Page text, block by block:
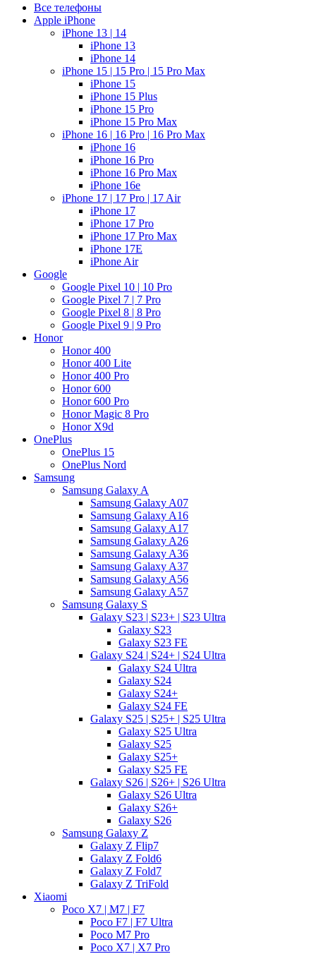
Все телефоны
Apple iPhone
iPhone 13 | 14
iPhone 13
iPhone 14
iPhone 15 | 15 Pro | 15 Pro Max
iPhone 15
iPhone 15 Plus
iPhone 15 Pro
iPhone 15 Pro Max
iPhone 16 | 16 Pro | 16 Pro Max
iPhone 16
iPhone 16 Pro
iPhone 16 Pro Max
iPhone 16e
iPhone 17 | 17 Pro | 17 Air
iPhone 17
iPhone 17 Pro
iPhone 17 Pro Max
iPhone 17E
iPhone Air
Google
Google Pixel 10 | 10 Pro
Google Pixel 7 | 7 Pro
Google Pixel 8 | 8 Pro
Google Pixel 9 | 9 Pro
Honor
Honor 400
Honor 400 Lite
Honor 400 Pro
Honor 600
Honor 600 Pro
Honor Magic 8 Pro
Honor X9d
OnePlus
OnePlus 15
OnePlus Nord
Samsung
Samsung Galaxy A
Samsung Galaxy A07
Samsung Galaxy A16
Samsung Galaxy A17
Samsung Galaxy A26
Samsung Galaxy A36
Samsung Galaxy A37
Samsung Galaxy A56
Samsung Galaxy A57
Samsung Galaxy S
Galaxy S23 | S23+ | S23 Ultra
Galaxy S23
Galaxy S23 FE
Galaxy S24 | S24+ | S24 Ultra
Galaxy S24 Ultra
Galaxy S24
Galaxy S24+
Galaxy S24 FE
Galaxy S25 | S25+ | S25 Ultra
Galaxy S25 Ultra
Galaxy S25
Galaxy S25+
Galaxy S25 FE
Galaxy S26 | S26+ | S26 Ultra
Galaxy S26 Ultra
Galaxy S26+
Galaxy S26
Samsung Galaxy Z
Galaxy Z Flip7
Galaxy Z Fold6
Galaxy Z Fold7
Galaxy Z TriFold
Xiaomi
Poco X7 | M7 | F7
Poco F7 | F7 Ultra
Poco M7 Pro
Poco X7 | X7 Pro